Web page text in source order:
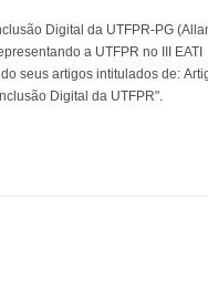
Digital da UTFPR-PG
a UTFPR no III
seus artigos intitulados de:
Digital da UTFPR".